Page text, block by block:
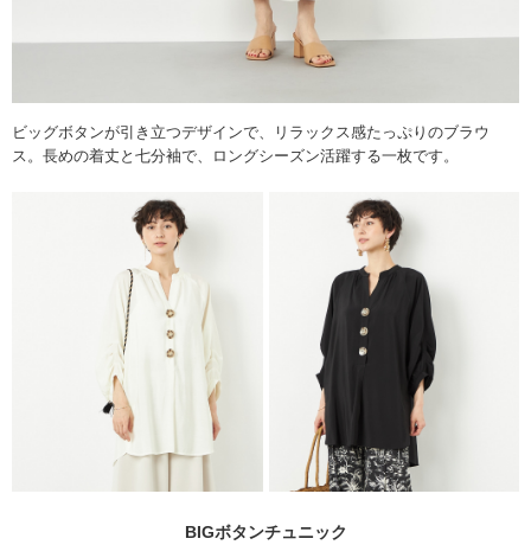
ビッグボタンが引き立つデザインで、リラックス感たっぷりのブラウ
ス。長めの着丈と七分袖で、ロングシーズン活躍する一枚です。
BIGボタンチュニック